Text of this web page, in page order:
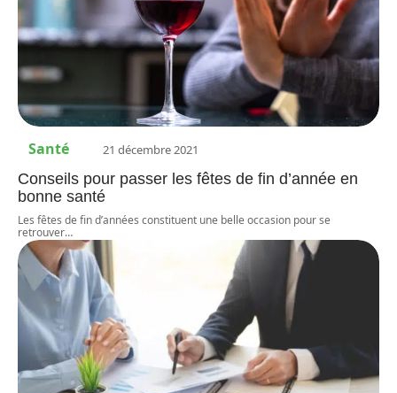
Santé 21 décembre 2021
Conseils pour passer les fêtes de fin d’année en
bonne santé
Les fêtes de fin d’années constituent une belle occasion pour se
retrouver…